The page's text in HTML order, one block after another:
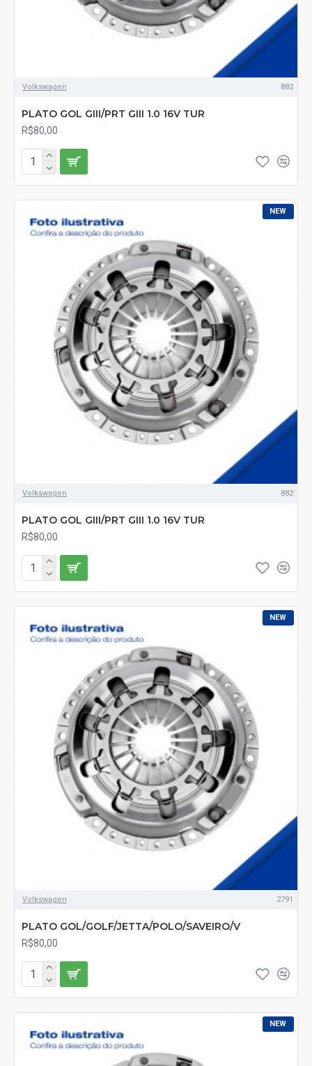
Volkswagen 882
PLATO GOL GIII/PRT GIII 1.0 16V TUR
R$80,00
NEW
Volkswagen 882
PLATO GOL GIII/PRT GIII 1.0 16V TUR
R$80,00
NEW
Volkswagen 2791
PLATO GOL/GOLF/JETTA/POLO/SAVEIRO/V
R$80,00
NEW